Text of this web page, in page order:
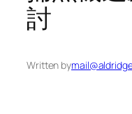
討
Written by